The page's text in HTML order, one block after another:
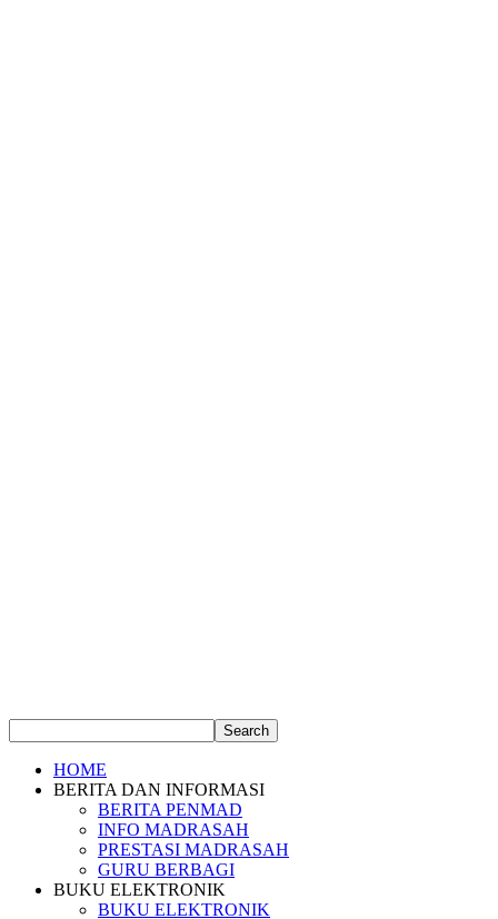
HOME
BERITA DAN INFORMASI
BERITA PENMAD
INFO MADRASAH
PRESTASI MADRASAH
GURU BERBAGI
BUKU ELEKTRONIK
BUKU ELEKTRONIK